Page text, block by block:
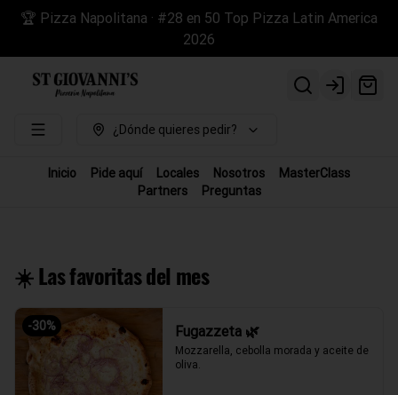
🏆 Pizza Napolitana · #28 en 50 Top Pizza Latin America
2026
Login
¿Dónde quieres pedir?
Inicio Pide aquí Locales Nosotros
MasterClass
Partners
Preguntas
☀️ Las favoritas del mes
-30% Fugazzeta 🌿
Mozzarella, cebolla morada y aceite de
oliva.